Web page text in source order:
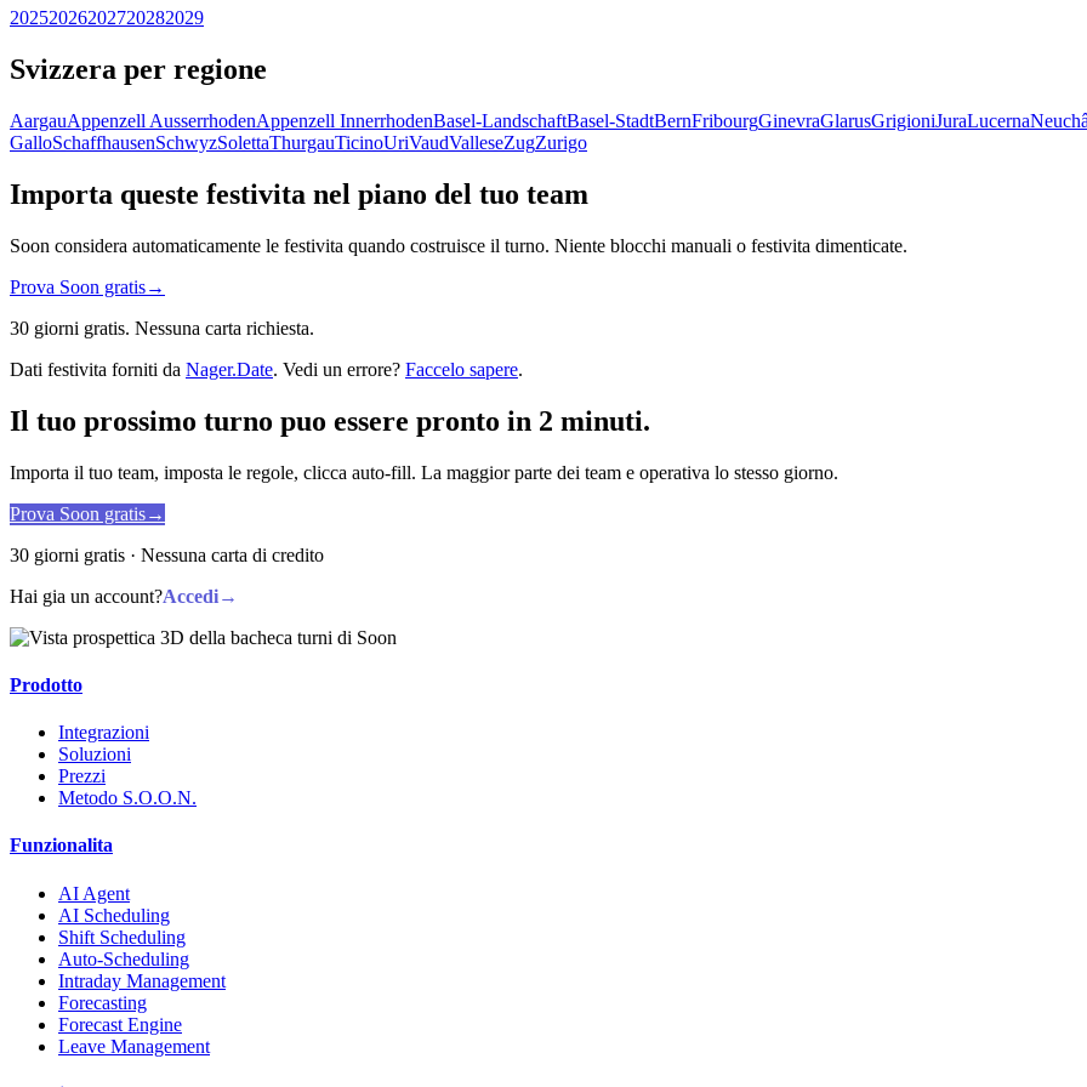
20252026202720282029
Svizzera per regione
AargauAppenzell AusserrhodenAppenzell InnerrhodenBasel-LandschaftBasel-StadtBernFribourgGinevraGlarusGrigioniJuraLucerna
GalloSchaffhausenSchwyzSolettaThurgauTicinoUriVaudValleseZugZurigo
Importa queste festivita nel piano del tuo team
Soon considera automaticamente le festivita quando costruisce il turno. Niente blocchi manuali o festivita dimenticate.
Prova Soon gratis→
30 giorni gratis. Nessuna carta richiesta.
Dati festivita forniti da Nager.Date. Vedi un errore? Faccelo sapere.
Il tuo prossimo turno puo essere pronto in 2 minuti.
Importa il tuo team, imposta le regole, clicca auto-fill. La maggior parte dei team e operativa lo stesso giorno.
Prova Soon gratis→
30 giorni gratis · Nessuna carta di credito
Hai gia un account?Accedi→
Prodotto
Integrazioni
Soluzioni
Prezzi
Metodo S.O.O.N.
Funzionalita
AI Agent
AI Scheduling
Shift Scheduling
Auto-Scheduling
Intraday Management
Forecasting
Forecast Engine
Leave Management